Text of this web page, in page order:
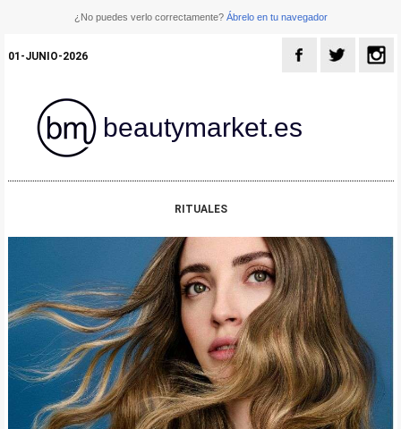
¿No puedes verlo correctamente? Ábrelo en tu navegador
01-JUNIO-2026
beautymarket.es
RITUALES